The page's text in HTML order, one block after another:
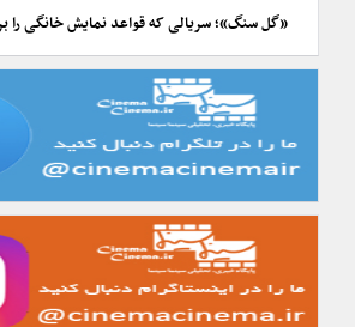
«گل سنگ»؛ سریالی که قواعد نمایش خانگی را